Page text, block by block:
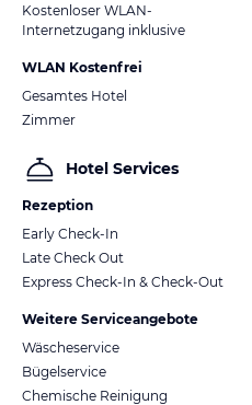
Kostenloser WLAN-
Internetzugang inklusive
WLAN Kostenfrei
Gesamtes Hotel
Zimmer
Hotel Services
Rezeption
Early Check-In
Late Check Out
Express Check-In & Check-Out
Weitere Serviceangebote
Wäscheservice
Bügelservice
Chemische Reinigung